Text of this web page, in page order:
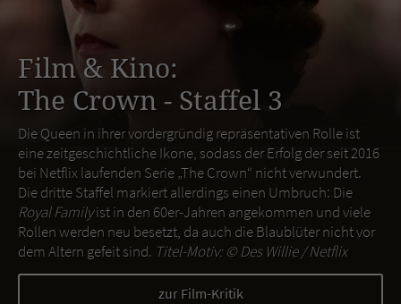
Film & Kino:
The Crown - Staffel 3
Die Queen in ihrer vordergründig repräsentativen Rolle ist
eine zeitgeschichtliche Ikone, sodass der Erfolg der seit 2016
bei Netflix laufenden Serie „The Crown“ nicht verwundert.
Die dritte Staffel markiert allerdings einen Umbruch: Die
Royal Familyist in den 60er-Jahren angekommen und viele
Rollen werden neu besetzt, da auch die Blaublüter nicht vor
dem Altern gefeit sind. Titel-Motiv: ©Des Willie / Netflix
zur Film-Kritik